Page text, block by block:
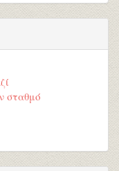
σταθμό